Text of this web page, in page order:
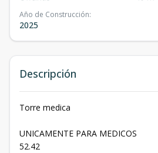
Año de Construcción:
2025
Descripción
Torre medica
UNICAMENTE PARA MEDICOS
52.42